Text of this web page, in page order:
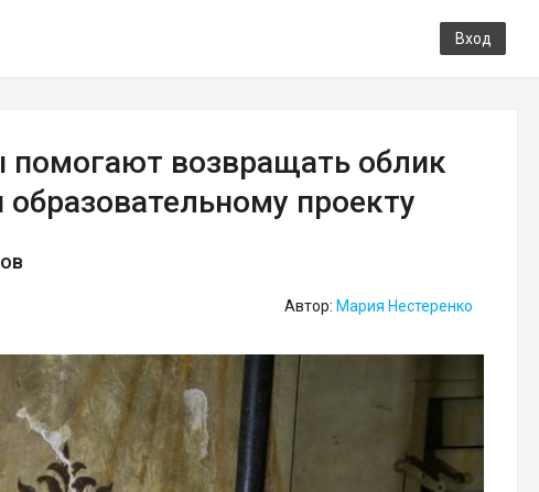
Вход
помогают возвращать облик
проекту
Автор: Мария Нестеренко